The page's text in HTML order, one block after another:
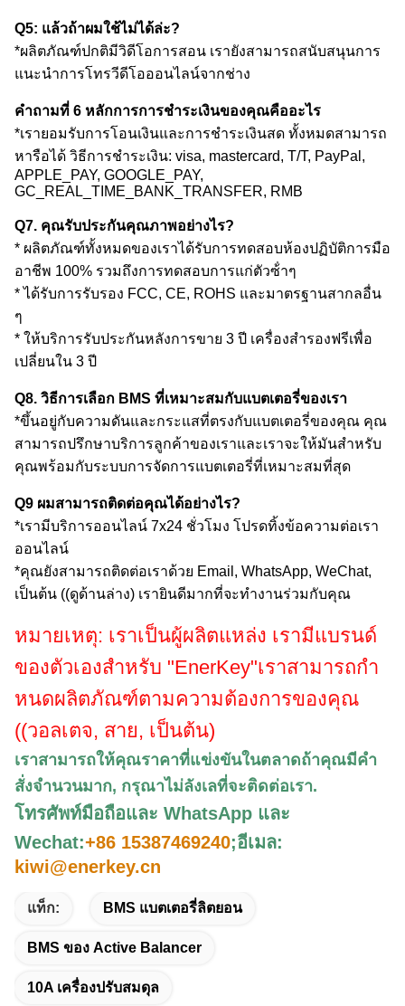
Q5: แล้วถ้าผมใช้ไม่ได้ล่ะ?
*ผลิตภัณฑ์ปกติมีวิดีโอการสอน เรายังสามารถสนับสนุนการ
แนะนําการโทรวีดีโอออนไลน์จากช่าง
คําถามที่ 6 หลักการการชําระเงินของคุณคืออะไร
*เรายอมรับการโอนเงินและการชําระเงินสด ทั้งหมดสามารถ
หารือได้ วิธีการชําระเงิน: visa, mastercard, T/T, PayPal,
APPLE_PAY, GOOGLE_PAY,
GC_REAL_TIME_BANK_TRANSFER, RMB
Q7. คุณรับประกันคุณภาพอย่างไร?
* ผลิตภัณฑ์ทั้งหมดของเราได้รับการทดสอบห้องปฏิบัติการมือ
อาชีพ 100% รวมถึงการทดสอบการแก่ตัวซ้ําๆ
* ได้รับการรับรอง FCC, CE, ROHS และมาตรฐานสากลอื่น
ๆ
* ให้บริการรับประกันหลังการขาย 3 ปี เครื่องสํารองฟรีเพื่อ
เปลี่ยนใน 3 ปี
Q8. วิธีการเลือก BMS ที่เหมาะสมกับแบตเตอรี่ของเรา
*ขึ้นอยู่กับความดันและกระแสที่ตรงกับแบตเตอรี่ของคุณ คุณ
สามารถปรึกษาบริการลูกค้าของเราและเราจะให้มันสําหรับ
คุณพร้อมกับระบบการจัดการแบตเตอรี่ที่เหมาะสมที่สุด
Q9 ผมสามารถติดต่อคุณได้อย่างไร?
*เรามีบริการออนไลน์ 7x24 ชั่วโมง โปรดทิ้งข้อความต่อเรา
ออนไลน์
*คุณยังสามารถติดต่อเราด้วย Email, WhatsApp, WeChat,
เป็นต้น ((ดูด้านล่าง) เรายินดีมากที่จะทํางานร่วมกับคุณ
หมายเหตุ: เราเป็นผู้ผลิตแหล่ง เรามีแบรนด์
ของตัวเองสําหรับ "EnerKey"เราสามารถกํา
หนดผลิตภัณฑ์ตามความต้องการของคุณ
((วอลเตจ, สาย, เป็นต้น)
เราสามารถให้คุณราคาที่แข่งขันในตลาดถ้าคุณมีคํา
สั่งจํานวนมาก, กรุณาไม่ลังเลที่จะติดต่อเรา.
โทรศัพท์มือถือและ WhatsApp และ
Wechat:+86 15387469240;อีเมล:
kiwi@enerkey.cn
แท็ก: BMS แบตเตอรี่ลิตยอน
BMS ของ Active Balancer
10A เครื่องปรับสมดุล